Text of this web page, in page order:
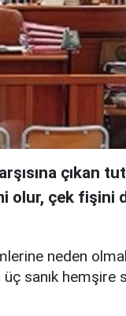
çıkan
olur, çek fişini
neden
sanık hemşire